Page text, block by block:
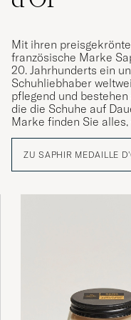
MANUEL S
Har inget att
kan bara bli tre.
IVAR J GEKAUFT
Gav ett riktigt fint
GEKAUFT AM
MARIO A
Mit ihren
französische Marke
20. Jahrhunderts ein
Schuhliebhaber
pflegend und
die die Schuhe auf
Marke finden Sie
Leder- und
ZU SAPHIR MEDAILLE